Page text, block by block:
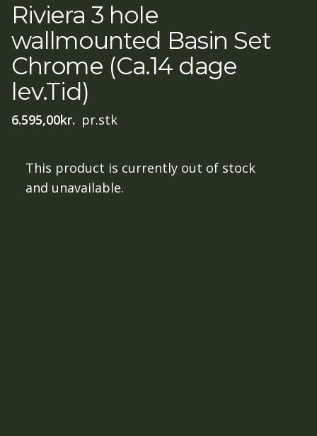
Riviera 3 hole
wallmounted Basin Set
Chrome (Ca.14 dage
lev.Tid)
6.595,00kr. pr.stk
This product is currently out of stock
and unavailable.